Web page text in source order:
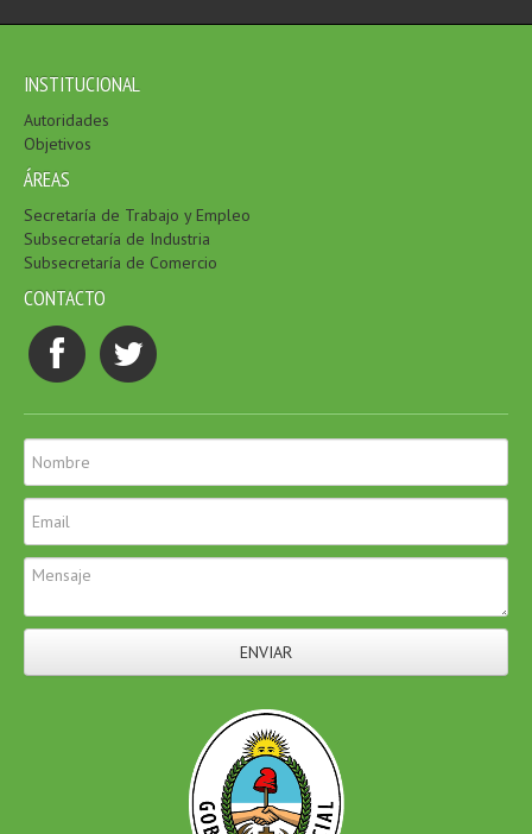
INSTITUCIONAL
Autoridades
Objetivos
ÁREAS
Secretaría de Trabajo y Empleo
Subsecretaría de Industria
Subsecretaría de Comercio
CONTACTO
ENVIAR